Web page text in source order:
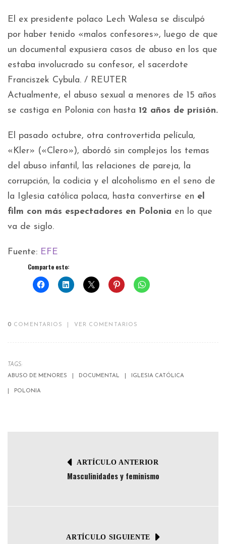
El ex presidente polaco Lech Walesa se disculpó
por haber tenido «malos confesores», luego de que
un documental expusiera casos de abuso en los que
estaba involucrado su confesor, el sacerdote
Franciszek Cybula. / REUTER
Actualmente, el abuso sexual a menores de 15 años
se castiga en Polonia con hasta 12 años de prisión.
El pasado octubre, otra controvertida película,
«Kler» («Clero»), abordó sin complejos los temas
del abuso infantil, las relaciones de pareja, la
corrupción, la codicia y el alcoholismo en el seno de
la Iglesia católica polaca, hasta convertirse en el
film con más espectadores en Polonia en lo que
va de siglo.
Fuente: EFE
Comparte esto:
0 COMENTARIOS VER COMENTARIOS
TAGS:
ABUSO DE MENORES
DOCUMENTAL IGLESIA CATÓLICA
POLONIA
ARTÍCULO ANTERIOR
Masculinidades y feminismo
ARTÍCULO SIGUIENTE